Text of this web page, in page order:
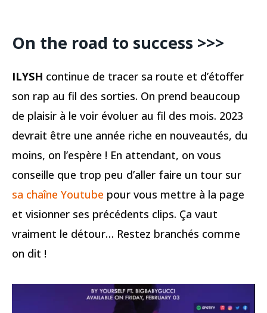
On the road to success >>>
ILYSH continue de tracer sa route et d’étoffer
son rap au fil des sorties. On prend beaucoup
de plaisir à le voir évoluer au fil des mois. 2023
devrait être une année riche en nouveautés, du
moins, on l’espère ! En attendant, on vous
conseille que trop peu d’aller faire un tour sur
sa chaîne Youtube pour vous mettre à la page
et visionner ses précédents clips. Ça vaut
vraiment le détour… Restez branchés comme
on dit !